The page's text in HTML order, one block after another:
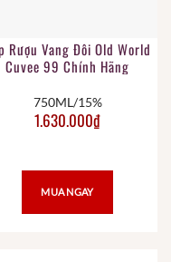
Rượu Vang Đôi Old World
Cuvee 99 Chính Hãng
750ML/15%
1.630.000₫
MUA NGAY